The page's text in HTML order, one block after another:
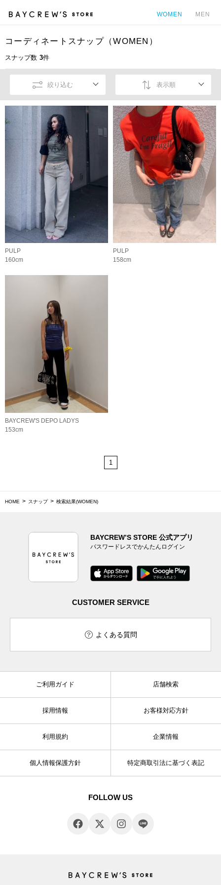
WOMEN MEN
コーディネートスナップ（WOMEN）
スナップ数 3件
絞り込む 表示順
PULP
160cm
PULP
158cm
BAYCREW'S DEPO LADYS
153cm
1
HOME スナップ 検索結果(WOMEN)
BAYCREW’S STORE 公式アプリ
パスワードレスでかんたんログイン
CUSTOMER SERVICE
よくある質問
ご利用ガイド 店舗検索
採用情報 お客様対応方針
利用規約 企業情報
個人情報保護方針 特定商取引法に基づく表記
FOLLOW US